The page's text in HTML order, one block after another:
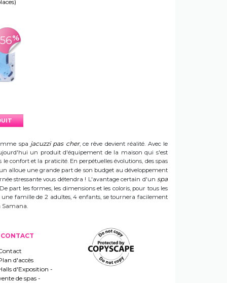
%
spa jacuzzi pas cher, ce rêve devient réalité. Avec le
un produit d'équipement de la maison qui s'est
confort et la praticité. En perpétuelles évolutions, des spas
alloue une grande part de son budget au développement
stressante vous détendra ! L'avantage certain d'un spa
part les formes, les dimensions et les coloris, pour tous les
une famille de 2 adultes, 4 enfants, se tournera facilement
Samana.
CONTACT
d'accès
d'Exposition -
de spas -